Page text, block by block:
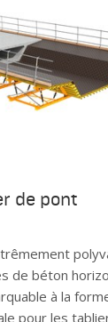
de pont
de béton
à la
pour les